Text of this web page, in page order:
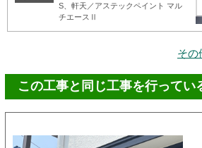
S、軒天／アステックペイント マル
チエースⅡ
その
この工事と同じ工事を行ってい